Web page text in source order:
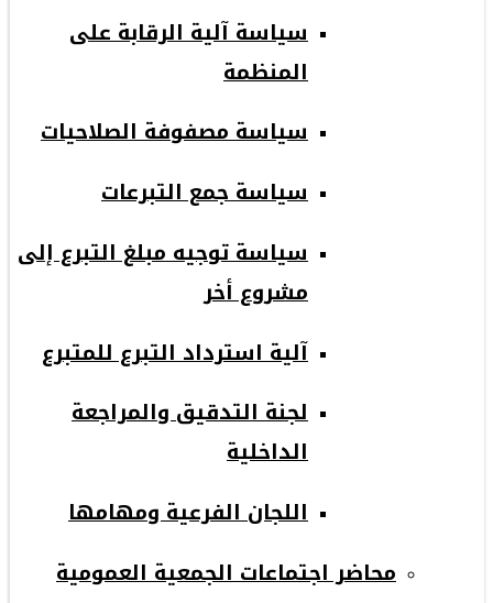
سياسة آلية الرقابة على
المنظمة
سياسة مصفوفة الصلاحيات
سياسة جمع التبرعات
سياسة توجيه مبلغ التبرع إلى
مشروع أخر
آلية استرداد التبرع للمتبرع
لجنة التدقيق والمراجعة
الداخلية
اللجان الفرعية ومهامها
محاضر اجتماعات الجمعية العمومية